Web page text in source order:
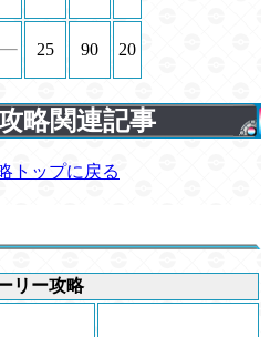
25 90 20
略関連記事
トップに戻る
リー攻略